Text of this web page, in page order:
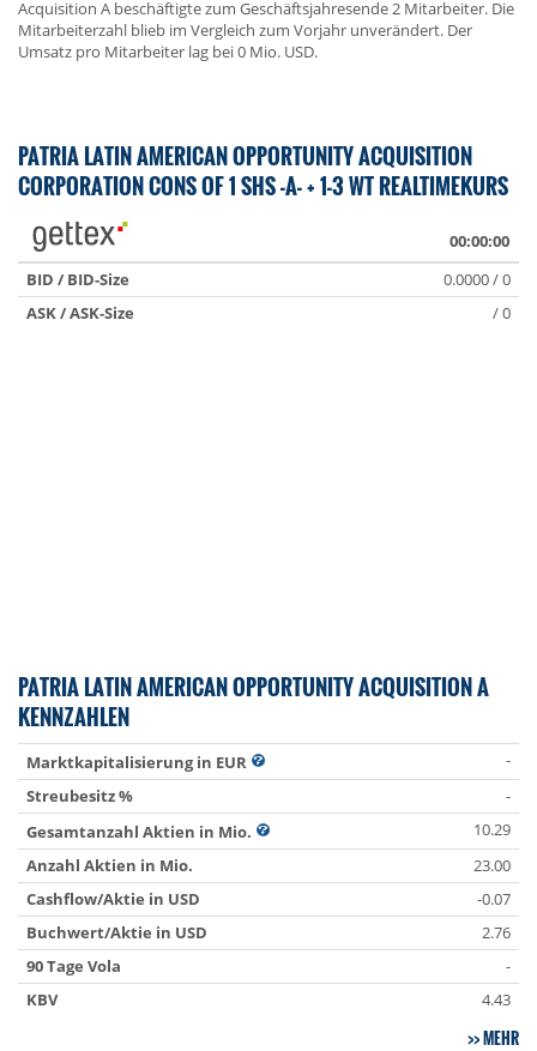
Acquisition A beschäftigte zum Geschäftsjahresende 2 Mitarbeiter. Die
Mitarbeiterzahl blieb im Vergleich zum Vorjahr unverändert. Der
Umsatz pro Mitarbeiter lag bei 0 Mio. USD.
PATRIA LATIN AMERICAN OPPORTUNITY ACQUISITION
CORPORATION CONS OF 1 SHS -A- + 1-3 WT REALTIMEKURS
00:00:00
BID / BID-Size
0.0000 / 0
ASK / ASK-Size
/ 0
PATRIA LATIN AMERICAN OPPORTUNITY ACQUISITION A
KENNZAHLEN
Marktkapitalisierung in EUR
-
Streubesitz %
-
Gesamtanzahl Aktien in Mio.
10.29
Anzahl Aktien in Mio.
23.00
Cashflow/Aktie in USD
-0.07
Buchwert/Aktie in USD
2.76
90 Tage Vola
-
KBV
4.43
MEHR